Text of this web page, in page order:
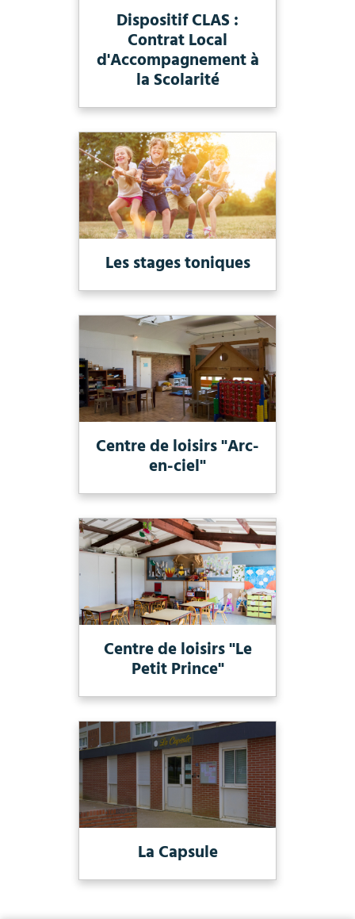
Dispositif CLAS :
Contrat Local
d'Accompagnement à
la Scolarité
Les stages toniques
Centre de loisirs "Arc-
en-ciel"
Centre de loisirs "Le
Petit Prince"
La Capsule